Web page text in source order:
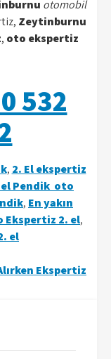
otomobil
Zeytinburnu
, oto ekspertiz
532
, 2. El ekspertiz
el Pendik oto
, En yakın
Ekspertiz 2. el,
el
Ekspertiz